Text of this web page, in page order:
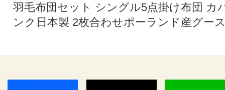
羽毛布団セット シングル5点掛け布団 カ
ンク日本製 2枚合わせポーランド産グー